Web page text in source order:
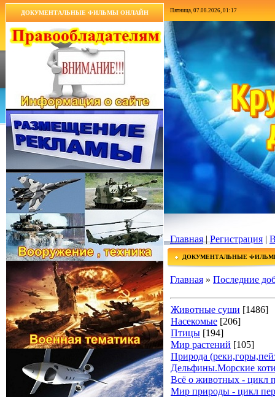
ДОКУМЕНТАЛЬНЫЕ ФИЛЬМЫ ОНЛАЙН Пятница, 07.08.2026, 01:17
Главная|Регистрация |
ДОКУМЕНТАЛЬНЫЕ
Главная » Последние
Животные суши [1486]
Насекомые [206]
Птицы [194]
Мир растений [105]
Природа
Дельфины.Морские
Всё о животных - цикл
Мир природы - цикл